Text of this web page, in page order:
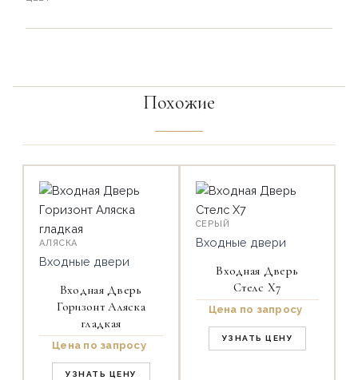
Похожие
АЛЯСКА
Входные двери
Входная Дверь
Горизонт Аляска
гладкая
Цена по запросу
УЗНАТЬ ЦЕНУ
СЕРЫЙ
Входные двери
Входная Дверь
Стелс Х7
Цена по запросу
УЗНАТЬ ЦЕНУ